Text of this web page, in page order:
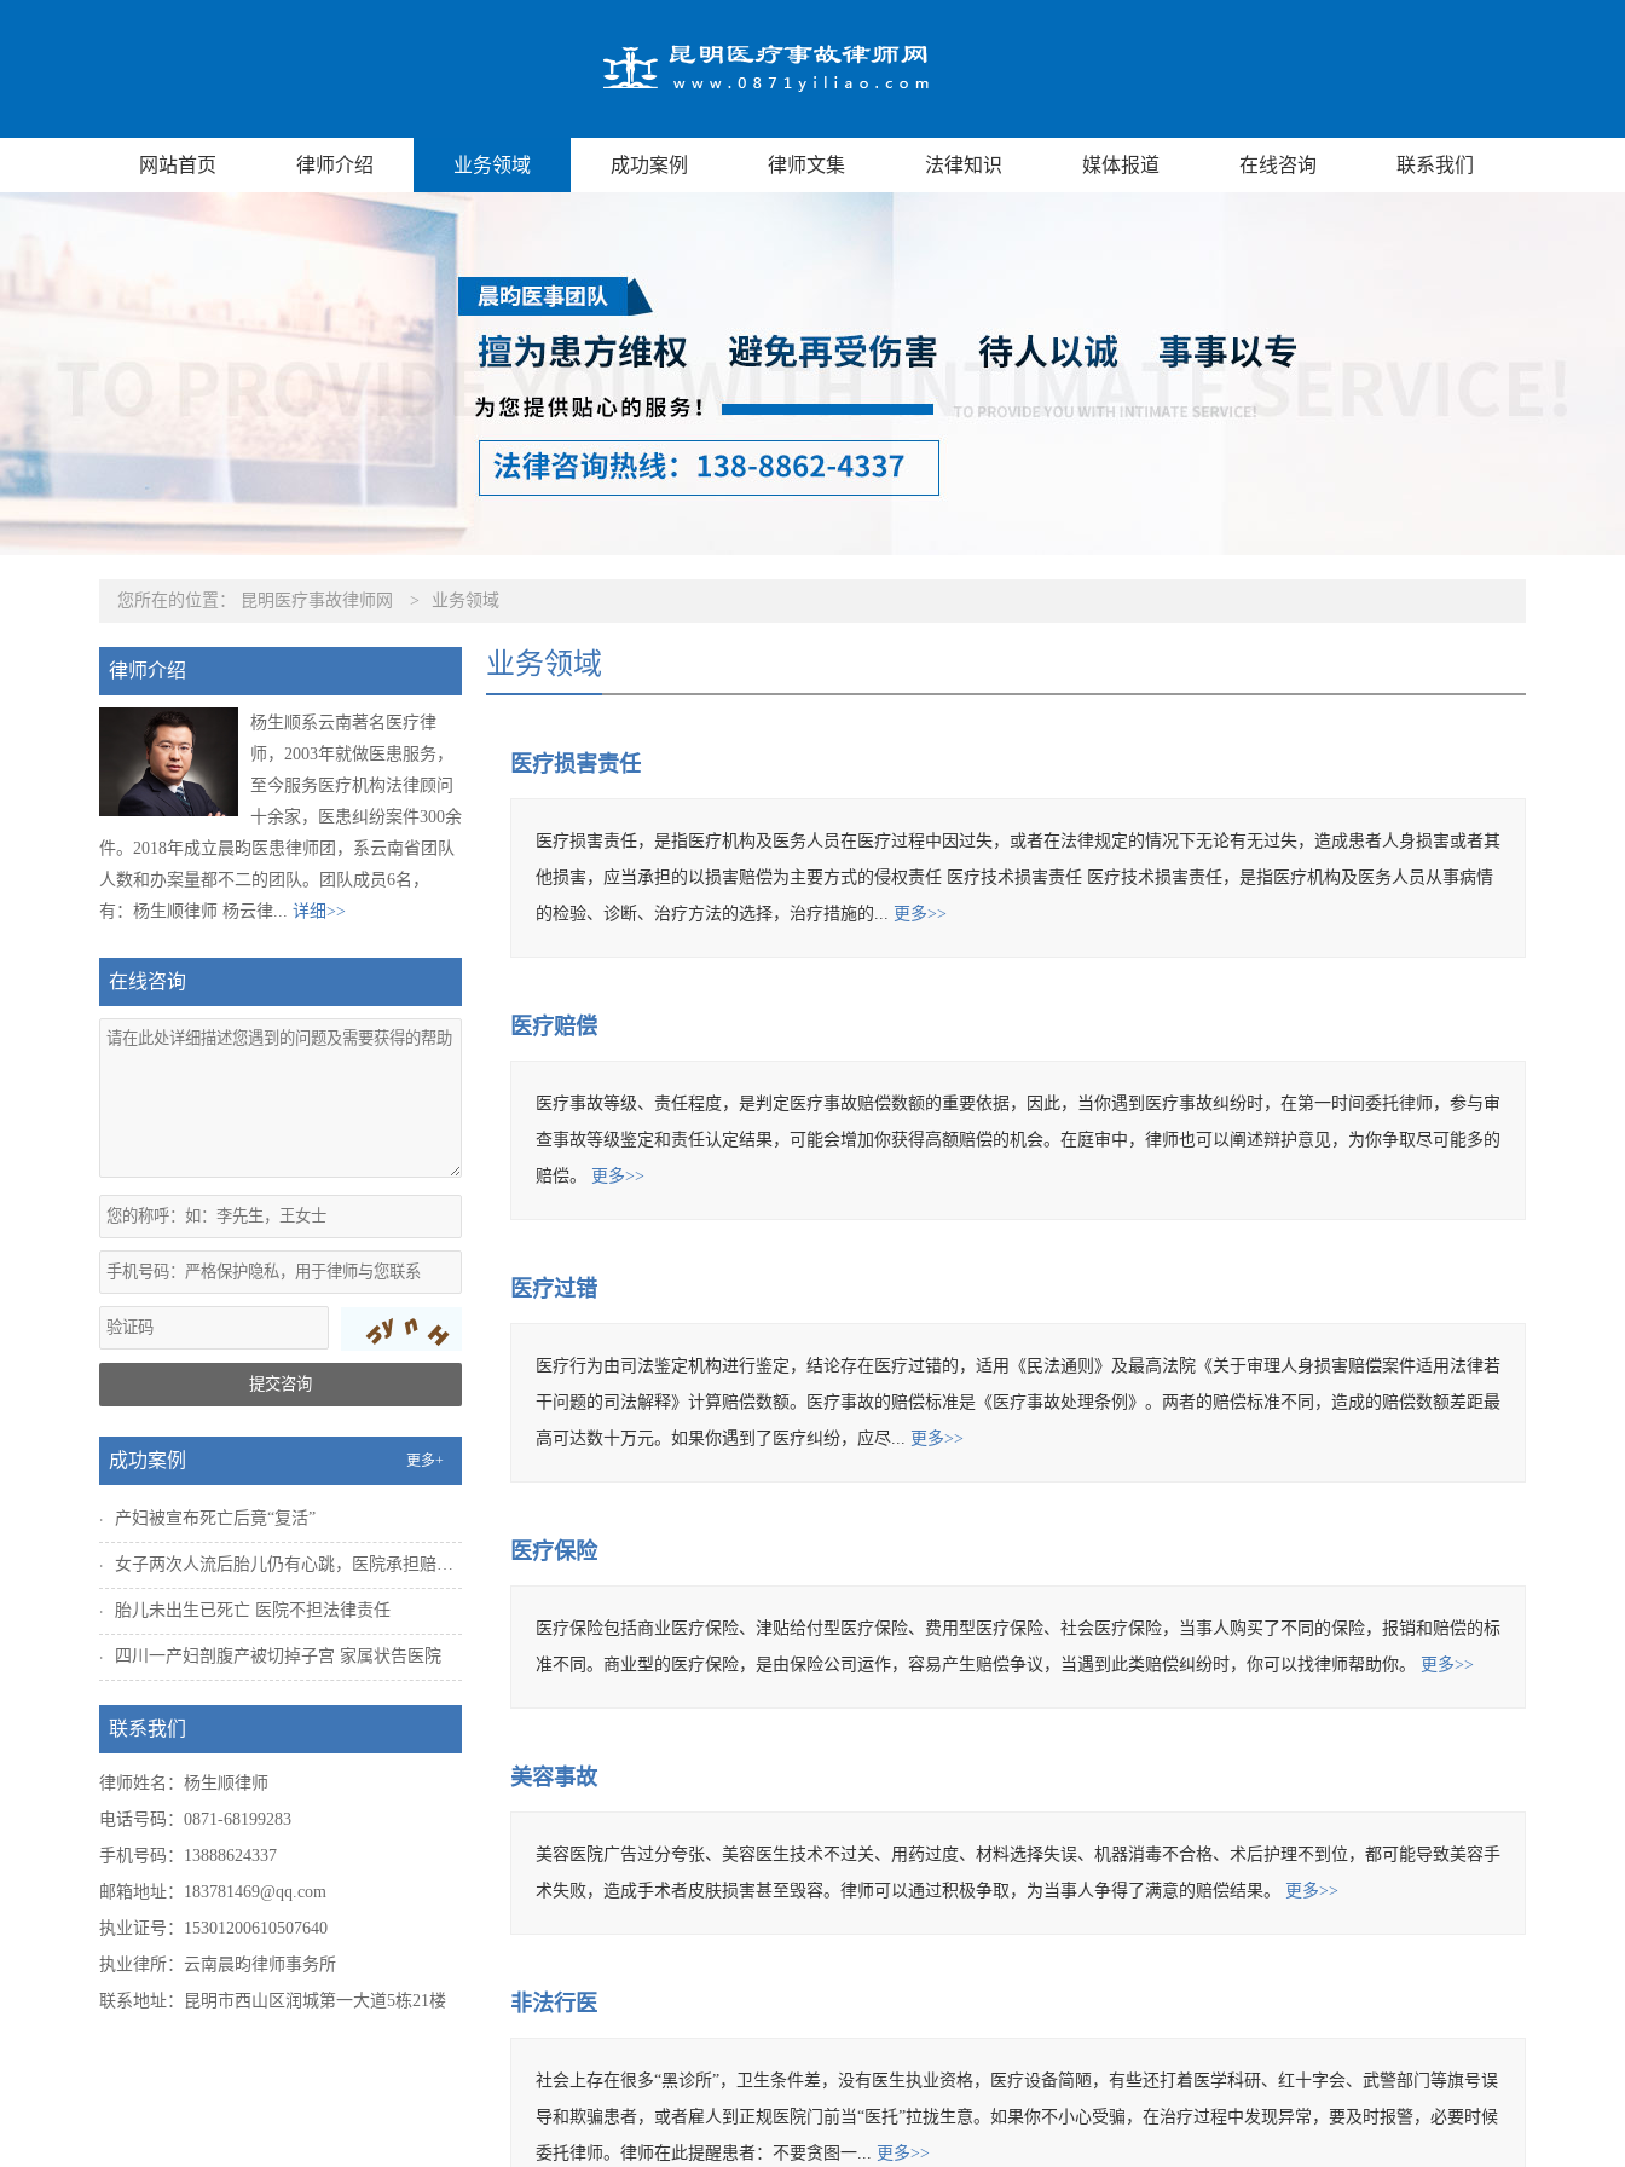
网站首页 律师介绍 业务领域 成功案例 律师文集 法律知识 媒体报道 在线咨询 联系我们
您所在的位置： 昆明医疗事故律师网 > 业务领域
律师介绍
杨生顺系云南著名医疗律
师，2003年就做医患服务，
至今服务医疗机构法律顾问
十余家，医患纠纷案件300余
件。2018年成立晨昀医患律师团，系云南省团队
人数和办案量都不二的团队。团队成员6名，
有：杨生顺律师 杨云律... 详细>>
在线咨询
提交咨询
成功案例 更多+
产妇被宣布死亡后竟“复活”
女子两次人流后胎儿仍有心跳，医院承担赔偿...
胎儿未出生已死亡 医院不担法律责任
四川一产妇剖腹产被切掉子宫 家属状告医院
联系我们
律师姓名：杨生顺律师
电话号码：0871-68199283
手机号码：13888624337
邮箱地址：183781469@qq.com
执业证号：15301200610507640
执业律所：云南晨昀律师事务所
联系地址：昆明市西山区润城第一大道5栋21楼
业务领域
医疗损害责任
医疗损害责任，是指医疗机构及医务人员在医疗过程中因过失，或者在法律规定的情况下无论有无过失，造成患者人身损害或者其
他损害，应当承担的以损害赔偿为主要方式的侵权责任 医疗技术损害责任 医疗技术损害责任，是指医疗机构及医务人员从事病情
的检验、诊断、治疗方法的选择，治疗措施的... 更多>>
医疗赔偿
医疗事故等级、责任程度，是判定医疗事故赔偿数额的重要依据，因此，当你遇到医疗事故纠纷时，在第一时间委托律师，参与审
查事故等级鉴定和责任认定结果，可能会增加你获得高额赔偿的机会。在庭审中，律师也可以阐述辩护意见，为你争取尽可能多的
赔偿。
更多>>
医疗过错
医疗行为由司法鉴定机构进行鉴定，结论存在医疗过错的，适用《民法通则》及最高法院《关于审理人身损害赔偿案件适用法律若
干问题的司法解释》计算赔偿数额。医疗事故的赔偿标准是《医疗事故处理条例》。两者的赔偿标准不同，造成的赔偿数额差距最
高可达数十万元。如果你遇到了医疗纠纷，应尽... 更多>>
医疗保险
医疗保险包括商业医疗保险、津贴给付型医疗保险、费用型医疗保险、社会医疗保险，当事人购买了不同的保险，报销和赔偿的标
准不同。商业型的医疗保险，是由保险公司运作，容易产生赔偿争议，当遇到此类赔偿纠纷时，你可以找律师帮助你。
更多>>
美容事故
美容医院广告过分夸张、美容医生技术不过关、用药过度、材料选择失误、机器消毒不合格、术后护理不到位，都可能导致美容手
术失败，造成手术者皮肤损害甚至毁容。律师可以通过积极争取，为当事人争得了满意的赔偿结果。
更多>>
非法行医
社会上存在很多“黑诊所”，卫生条件差，没有医生执业资格，医疗设备简陋，有些还打着医学科研、红十字会、武警部门等旗号误
导和欺骗患者，或者雇人到正规医院门前当“医托”拉拢生意。如果你不小心受骗，在治疗过程中发现异常，要及时报警，必要时候
委托律师。律师在此提醒患者：不要贪图一... 更多>>